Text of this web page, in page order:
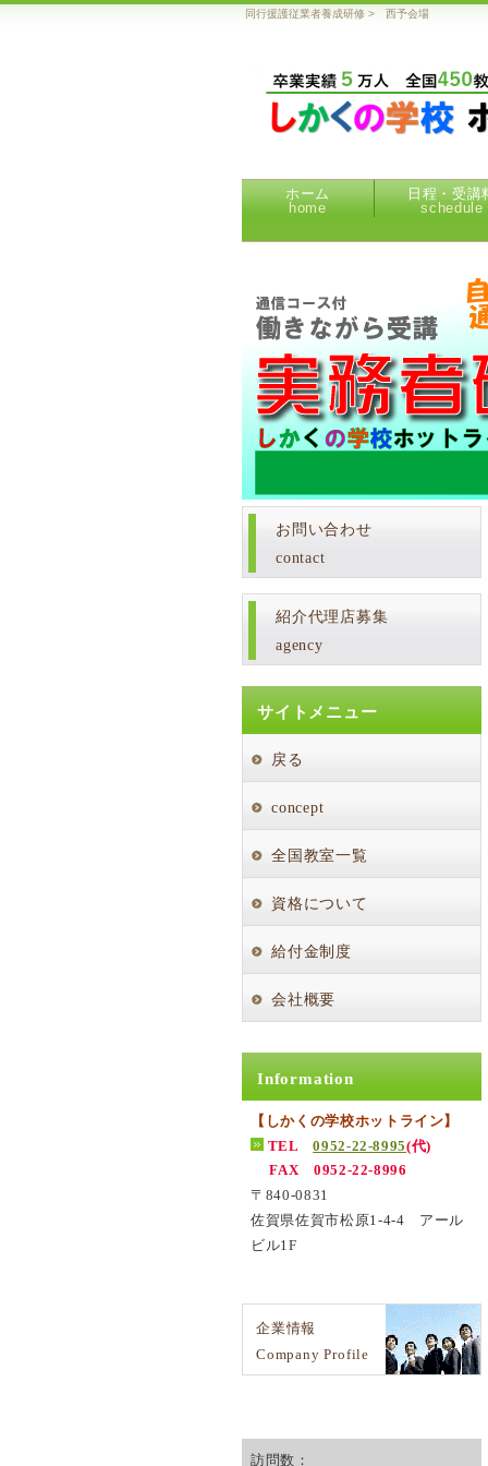
同行援護従業者養成研修 > 西予会場
ホーム
home
日程・受講
schedule
お問い合わせ
contact
紹介代理店募集
agency
サイトメニュー
戻る
concept
全国教室一覧
資格について
給付金制度
会社概要
Information
【しかくの学校ホットライン】
TEL0952-22-8995(代)
FAX 0952-22-8996
〒840-0831
佐賀県佐賀市松原1-4-4 アール
ビル1F
企業情報
Company Profile
訪問数：